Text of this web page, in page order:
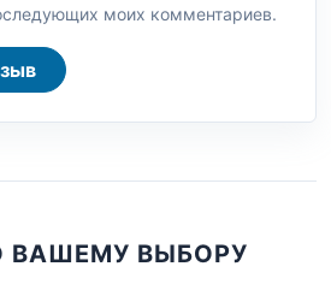
моих комментариев.
отзыв
ВАШЕМУ ВЫБОРУ